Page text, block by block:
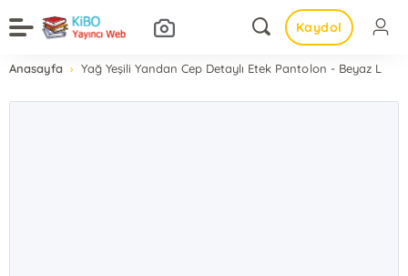
Kaydol
Anasayfa Yağ Yeşili Yandan Cep Detaylı Etek Pantolon - Beyaz L